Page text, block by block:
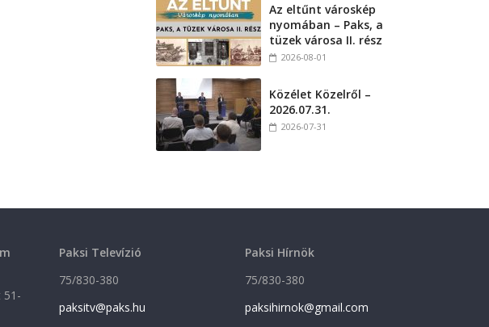
Az eltűnt városkép
nyomában – Paks, a
tüzek városa II. rész
2026-08-01
Közélet Közelről –
2026.07.31.
2026-07-31
51-
Paksi Televízió
75/830-380
paksitv@paks.hu
Paksi Hírnök
75/830-380
paksihirnok@gmail.com